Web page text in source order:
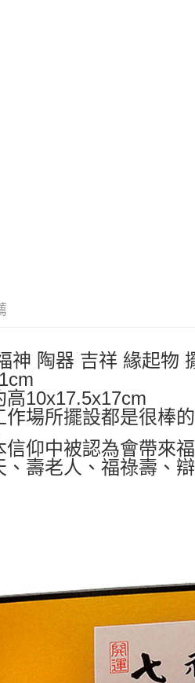
神 陶器 吉祥 緣起物
10x17.5x17cm
作場所擺設都是很棒
信仰中被認為會帶來
、壽老人、福祿壽、